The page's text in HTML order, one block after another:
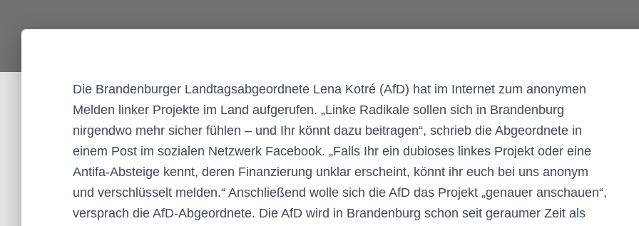
Die Brandenburger Landtagsabgeordnete Lena Kotré (AfD) hat im Internet zum anonymen
Melden linker Projekte im Land aufgerufen. „Linke Radikale sollen sich in Brandenburg
nirgendwo mehr sicher fühlen – und Ihr könnt dazu beitragen“, schrieb die Abgeordnete in
einem Post im sozialen Netzwerk Facebook. „Falls Ihr ein dubioses linkes Projekt oder eine
Antifa-Absteige kennt, deren Finanzierung unklar erscheint, könnt ihr euch bei uns anonym
und verschlüsselt melden.“ Anschließend wolle sich die AfD das Projekt „genauer anschauen“,
versprach die AfD-Abgeordnete. Die AfD wird in Brandenburg schon seit geraumer Zeit als